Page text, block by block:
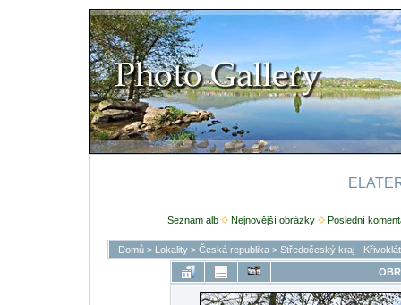
Seznam alb Nejnovější obrázky Poslední
Domů> Lokality> Česká republika> Středočeský kraj -